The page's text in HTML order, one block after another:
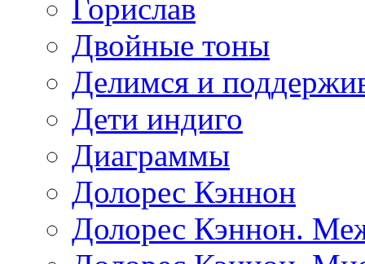
Горислав
Двойные тоны
Делимся и
Дети индиго
Диаграммы
Долорес Кэннон
Долорес Кэннон.